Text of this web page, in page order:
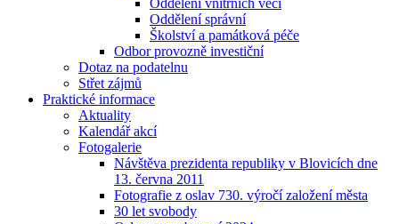
Oddělení vnitřních věcí
Oddělení správní
Školství a památková péče
Odbor provozně investiční
Dotaz na podatelnu
Střet zájmů
Praktické informace
Aktuality
Kalendář akcí
Fotogalerie
Návštěva prezidenta republiky v Blovicích dne
13. června 2011
Fotografie z oslav 730. výročí založení města
30 let svobody